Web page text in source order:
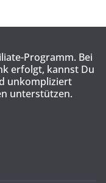
Programm. Bei
erfolgt, kannst Du
unkompliziert
unterstützen.